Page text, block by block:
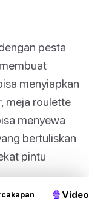
pesta
menyiapkan
meja roulette
menyewa
bertuliskan
pintu
🍿 Video